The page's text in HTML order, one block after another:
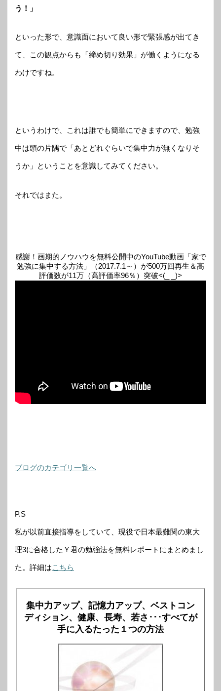
う！」
といった形で、意識面において良い形で緊張感が出てき
て、この観点からも「締め切り効果」が働くようになる
わけですね。
というわけで、これは誰でも簡単にできますので、勉強
中は頭の片隅で「あとどれぐらいで集中力が無くなりそ
うか」ということを意識してみてください。
それではまた。
感謝！画期的ノウハウを無料公開中のYouTube動画「家で
勉強に集中する方法」（2017.7.1～）が500万回再生＆高
評価数が11万（高評価率96％）突破<(_ _)>
ブログのカテゴリ一覧へ
P.S
私が以前直接指導をしていて、現役で日本最難関の東大
理3に合格したＹ君の勉強法を無料レポートにまとめまし
た。詳細はこちら
集中力アップ、記憶力アップ、ベストコン
ディション、健康、長寿、若さ･･･すべてが
手に入るたった１つの方法